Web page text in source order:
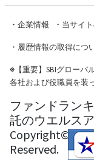
・ 企業情報 ・ 当サイ
・ 履歴情報の取得につ
※【重要】SBIグローバ
各社および役職員を装
ファンドラン
託のウエルス
Copyright©
Reserved.